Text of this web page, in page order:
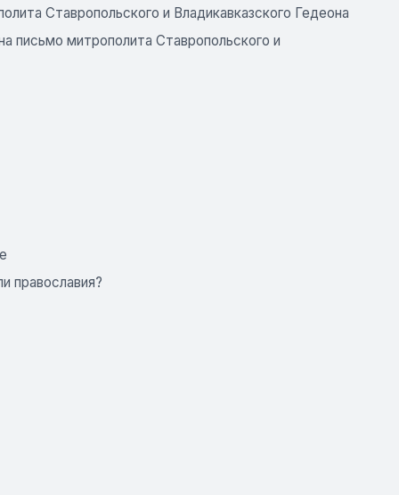
Ставропольского и Владикавказского Гедеона
письмо митрополита Ставропольского и
православия?